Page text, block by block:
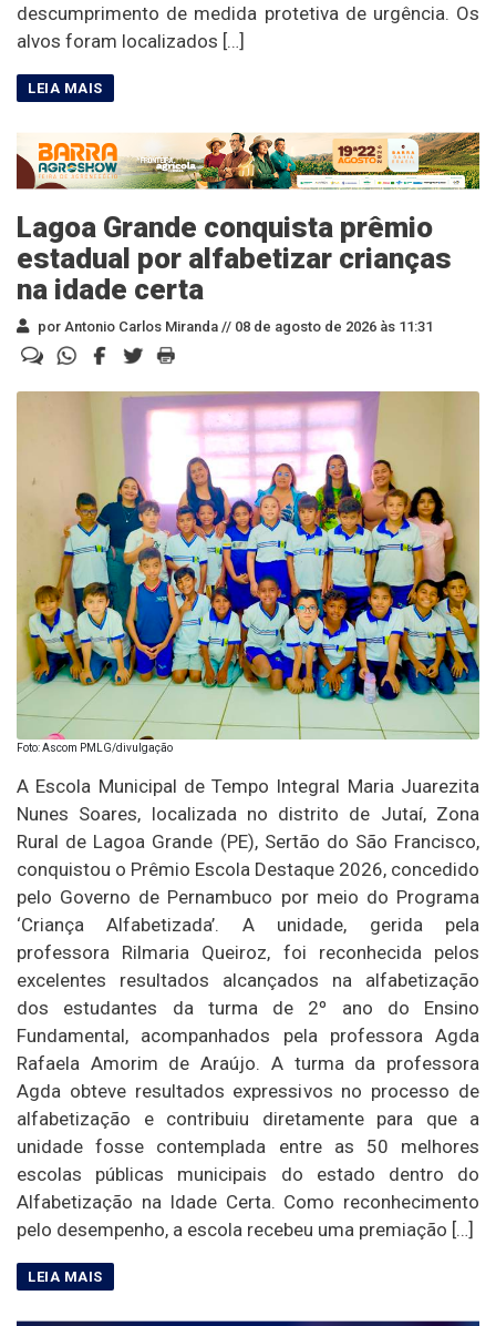
descumprimento de medida protetiva de urgência. Os
alvos foram localizados […]
Lagoa Grande conquista prêmio
estadual por alfabetizar crianças
na idade certa
por Antonio Carlos Miranda // 08 de agosto de 2026 às 11:31
Foto: Ascom PMLG/divulgação
A Escola Municipal de Tempo Integral Maria Juarezita
Nunes Soares, localizada no distrito de Jutaí, Zona
Rural de Lagoa Grande (PE), Sertão do São Francisco,
conquistou o Prêmio Escola Destaque 2026, concedido
pelo Governo de Pernambuco por meio do Programa
‘Criança Alfabetizada’. A unidade, gerida pela
professora Rilmaria Queiroz, foi reconhecida pelos
excelentes resultados alcançados na alfabetização
dos estudantes da turma de 2º ano do Ensino
Fundamental, acompanhados pela professora Agda
Rafaela Amorim de Araújo. A turma da professora
Agda obteve resultados expressivos no processo de
alfabetização e contribuiu diretamente para que a
unidade fosse contemplada entre as 50 melhores
escolas públicas municipais do estado dentro do
Alfabetização na Idade Certa. Como reconhecimento
pelo desempenho, a escola recebeu uma premiação […]